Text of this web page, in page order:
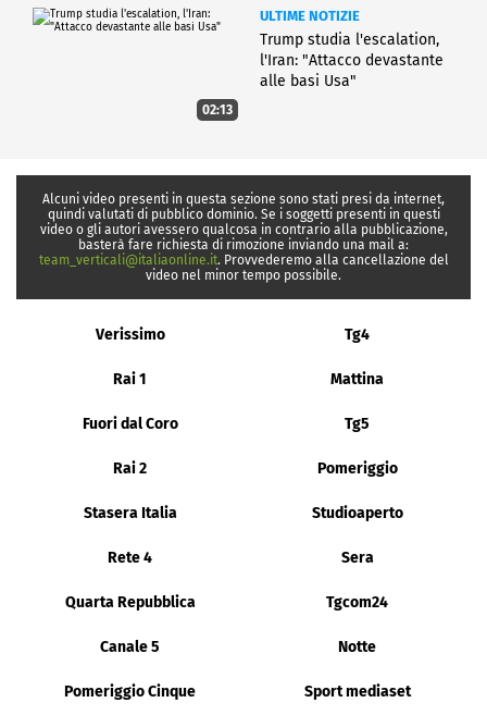
02:13
ULTIME NOTIZIE
Trump studia l'escalation,
l'Iran: "Attacco devastante
alle basi Usa"
Alcuni video presenti in questa sezione sono stati presi da internet,
quindi valutati di pubblico dominio. Se i soggetti presenti in questi
video o gli autori avessero qualcosa in contrario alla pubblicazione,
basterà fare richiesta di rimozione inviando una mail a:
team_verticali@italiaonline.it. Provvederemo alla cancellazione del
video nel minor tempo possibile.
Verissimo Tg4
Rai 1 Mattina
Fuori dal Coro Tg5
Rai 2 Pomeriggio
Stasera Italia Studioaperto
Rete 4 Sera
Quarta Repubblica Tgcom24
Canale 5 Notte
Pomeriggio Cinque Sport mediaset